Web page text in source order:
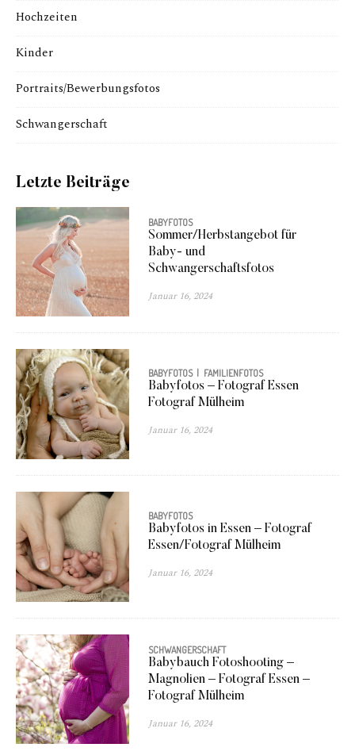
Hochzeiten
Kinder
Portraits/Bewerbungsfotos
Schwangerschaft
Letzte Beiträge
BABYFOTOS
Sommer/Herbstangebot für
Baby- und
Schwangerschaftsfotos
Januar 16, 2024
BABYFOTOS FAMILIENFOTOS
Babyfotos – Fotograf Essen
Fotograf Mülheim
Januar 16, 2024
BABYFOTOS
Babyfotos in Essen – Fotograf
Essen/Fotograf Mülheim
Januar 16, 2024
SCHWANGERSCHAFT
Babybauch Fotoshooting –
Magnolien – Fotograf Essen –
Fotograf Mülheim
Januar 16, 2024